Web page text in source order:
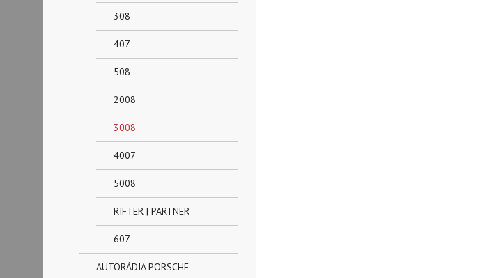
308
407
508
2008
3008
4007
5008
RIFTER | PARTNER
607
AUTORÁDIA PORSCHE